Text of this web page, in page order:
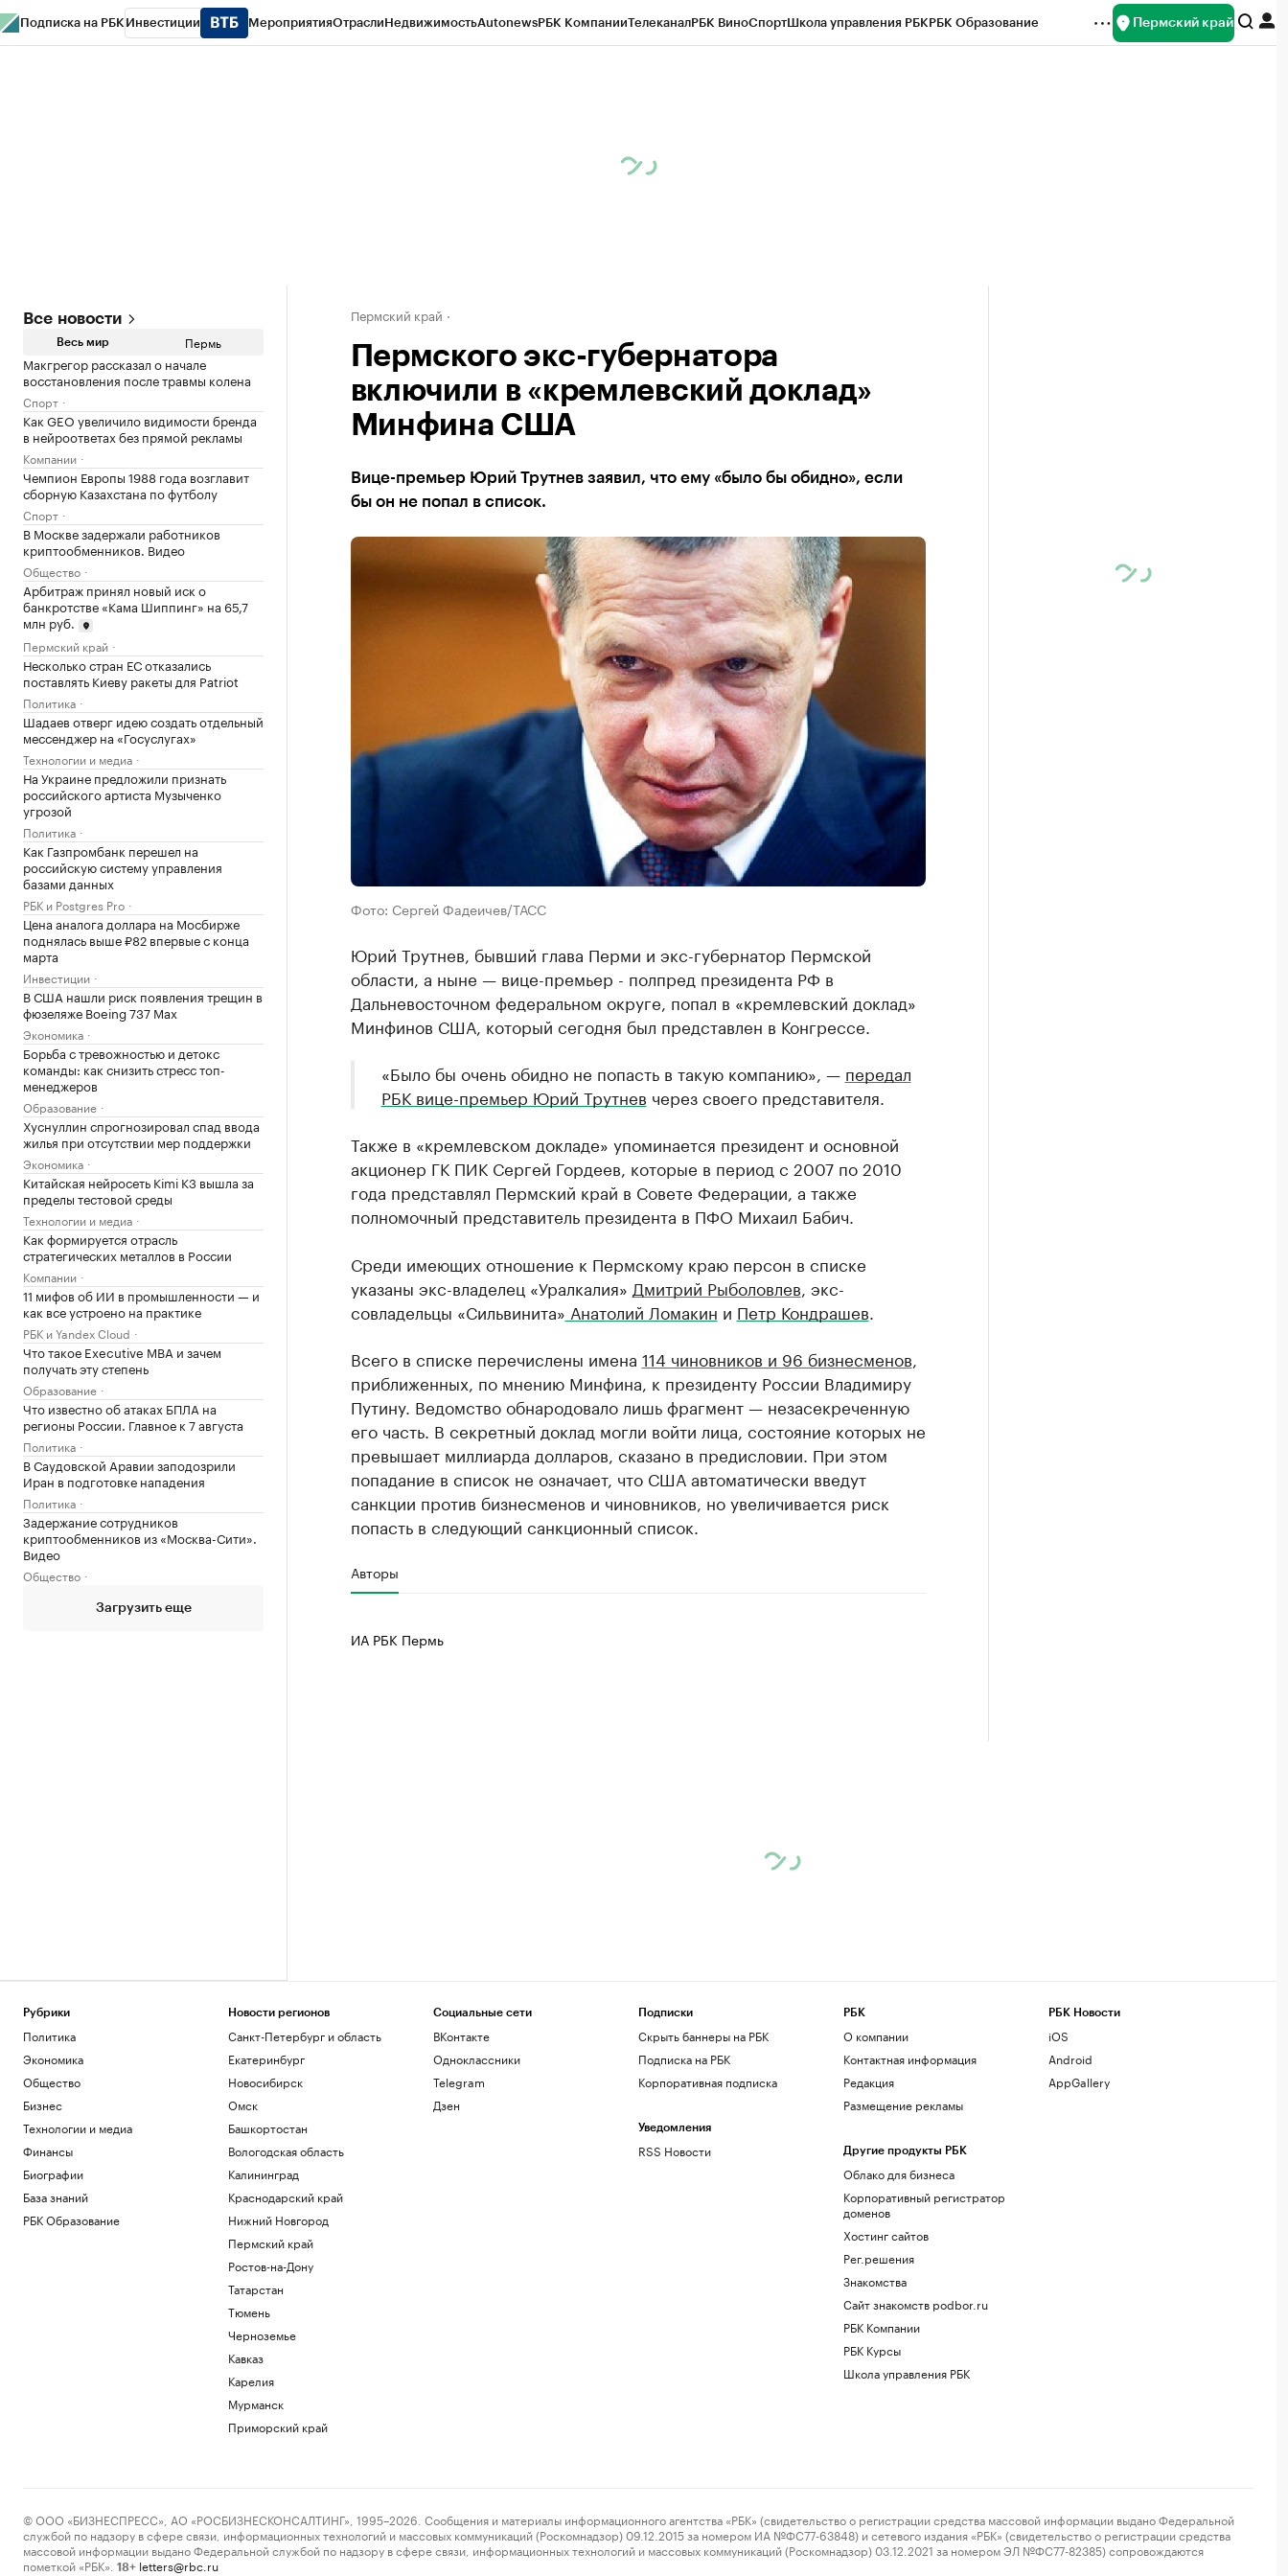
Подписка на РБК Инвестиции МероприятияОтраслиНедвижимостьAutonewsРБК КомпанииТелеканалРБК ВиноСпортШкола управления РБКРБК Образование Пермский край
Все новости
Весь мир Пермь
Макгрегор рассказал о начале
восстановления после травмы колена
Спорт
Как GEO увеличило видимости бренда
в нейроответах без прямой рекламы
Компании
Чемпион Европы 1988 года возглавит
сборную Казахстана по футболу
Спорт
В Москве задержали работников
криптообменников. Видео
Общество
Арбитраж принял новый иск о
банкротстве «Кама Шиппинг» на 65,7
млн руб.
Пермский край
Несколько стран ЕС отказались
поставлять Киеву ракеты для Patriot
Политика
Шадаев отверг идею создать отдельный
мессенджер на «Госуслугах»
Технологии и медиа
На Украине предложили признать
российского артиста Музыченко
угрозой
Политика
Как Газпромбанк перешел на
российскую систему управления
базами данных
РБК и Postgres Pro
Цена аналога доллара на Мосбирже
поднялась выше ₽82 впервые с конца
марта
Инвестиции
В США нашли риск появления трещин в
фюзеляже Boeing 737 Max
Экономика
Борьба с тревожностью и детокс
команды: как снизить стресс топ-
менеджеров
Образование
Хуснуллин спрогнозировал спад ввода
жилья при отсутствии мер поддержки
Экономика
Китайская нейросеть Kimi K3 вышла за
пределы тестовой среды
Технологии и медиа
Как формируется отрасль
стратегических металлов в России
Компании
11 мифов об ИИ в промышленности — и
как все устроено на практике
РБК и Yandex Cloud
Что такое Executive MBA и зачем
получать эту степень
Образование
Что известно об атаках БПЛА на
регионы России. Главное к 7 августа
Политика
В Саудовской Аравии заподозрили
Иран в подготовке нападения
Политика
Задержание сотрудников
криптообменников из «Москва-Сити».
Видео
Общество
Загрузить еще
Пермский край
Пермского экс-губернатора
включили в «кремлевский доклад»
Минфина США
Вице-премьер Юрий Трутнев заявил, что ему «было бы обидно», если
бы он не попал в список.
Фото: Сергей Фадеичев/ТАСС
Юрий Трутнев, бывший глава Перми и экс-губернатор Пермской
области, а ныне — вице-премьер - полпред президента РФ в
Дальневосточном федеральном округе, попал в «кремлевский доклад»
Минфинов США, который сегодня был представлен в Конгрессе.
«Было бы очень обидно не попасть в такую компанию», — передал
РБК вице-премьер Юрий Трутнев через своего представителя.
Также в «кремлевском докладе» упоминается президент и основной
акционер ГК ПИК Сергей Гордеев, которые в период с 2007 по 2010
года представлял Пермский край в Совете Федерации, а также
полномочный представитель президента в ПФО Михаил Бабич.
Среди имеющих отношение к Пермскому краю персон в списке
указаны экс-владелец «Уралкалия» Дмитрий Рыболовлев , экс-
совладельцы «Сильвинита» Анатолий Ломакин и Петр Кондрашев
Всего в списке перечислены имена 114 чиновников и 96 бизнесменов
приближенных, по мнению Минфина, к президенту России Владимиру
Путину. Ведомство обнародовало лишь фрагмент — незасекреченную
его часть. В секретный доклад могли войти лица, состояние которых не
превышает миллиарда долларов, сказано в предисловии. При этом
попадание в список не означает, что США автоматически введут
санкции против бизнесменов и чиновников, но увеличивается риск
попасть в следующий санкционный список.
Авторы
ИА РБК Пермь
Рубрики
Политика
Экономика
Общество
Бизнес
Технологии и медиа
Финансы
Биографии
База знаний
РБК Образование
Новости регионов
Санкт-Петербург и область
Екатеринбург
Новосибирск
Омск
Башкортостан
Вологодская область
Калининград
Краснодарский край
Нижний Новгород
Пермский край
Ростов-на-Дону
Татарстан
Тюмень
Черноземье
Кавказ
Карелия
Мурманск
Приморский край
Социальные сети
ВКонтакте
Одноклассники
Telegram
Дзен
Подписки
Скрыть баннеры на РБК
Подписка на РБК
Корпоративная подписка
Уведомления
RSS Новости
РБК
О компании
Контактная информация
Редакция
Размещение рекламы
Другие продукты РБК
Облако для бизнеса
Корпоративный регистратор
доменов
Хостинг сайтов
Рег.решения
Знакомства
Сайт знакомств podbor.ru
РБК Компании
РБК Курсы
Школа управления РБК
РБК Новости
iOS
Android
AppGallery
© ООО «БИЗНЕСПРЕСС», АО «РОСБИЗНЕСКОНСАЛТИНГ», 1995–2026. Сообщения и материалы информационного агентства «РБК» (свидетельство о регистрации средства массовой информации выдано Федеральной
службой по надзору в сфере связи, информационных технологий и массовых коммуникаций (Роскомнадзор) 09.12.2015 за номером ИА №ФС77-63848) и сетевого издания «РБК» (свидетельство о регистрации средства
массовой информации выдано Федеральной службой по надзору в сфере связи, информационных технологий и массовых коммуникаций (Роскомнадзор) 03.12.2021 за номером ЭЛ №ФС77-82385) сопровождаются
пометкой «РБК».
18+ letters@rbc.ru